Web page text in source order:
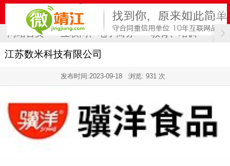
网站首页 互联网、电子商务 教育、培训 计
江苏数米科技有限公司
发布时间:2023-09-18 浏览: 931 次